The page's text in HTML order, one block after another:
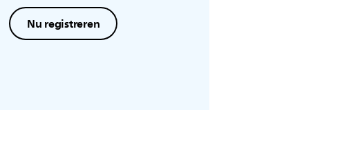
Nu registreren